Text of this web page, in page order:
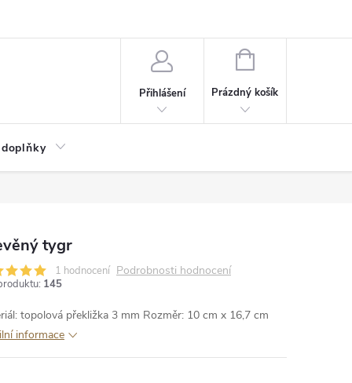
Přihlášení
NÁKUPNÍ
Prázdný košík
tygr
1 hodnocení Podrobnosti hodnocení
145
topolová překližka 3 mm Rozměr: 10 cm x 16,7 cm
informace